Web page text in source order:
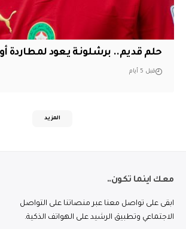
حلم قديم.. برشلونة يعود لمطاردة
قبل 5 أيام
المزيد
معك اينما تكون..
ابقى على تواصل معنا عبر منصاتنا على التواصل
الاجتماعي وتطبيق الرشيد على الهواتف الذكية.